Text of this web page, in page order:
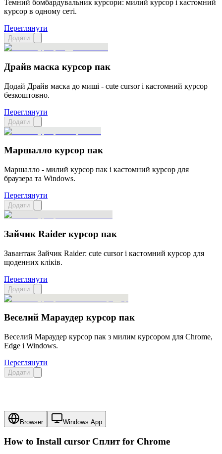
Темний бомбардувальник курсори: милий курсор і кастомний
курсор в одному сеті.
Переглянути
Додати
Драйв маска курсор пак
Додай Драйв маска до миші - cute cursor і кастомний курсор
безкоштовно.
Переглянути
Додати
Маршалло курсор пак
Маршалло - милий курсор пак і кастомний курсор для
браузера та Windows.
Переглянути
Додати
Зайчик Raider курсор пак
Завантаж Зайчик Raider: cute cursor і кастомний курсор для
щоденних кліків.
Переглянути
Додати
Веселий Мараудер курсор пак
Веселий Мараудер курсор пак з милим курсором для Chrome,
Edge і Windows.
Переглянути
Додати
Browser Windows App
How to Install cursor Сплитfor Chrome